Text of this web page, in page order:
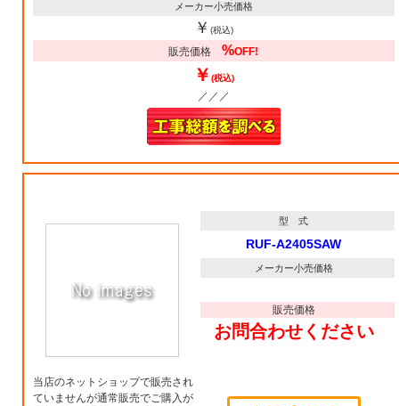
メーカー小売価格
￥ (税込)
販売価格%OFF!
￥ (税込)
／／／
当店のネットショップで販売され
ていませんが通常販売でご購入が
型 式
RUF-A2405SAW
メーカー小売価格
販売価格
お問合わせください